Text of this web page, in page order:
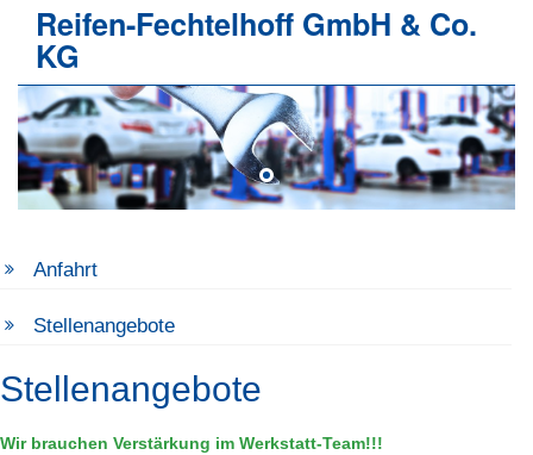
Reifen-Fechtelhoff GmbH & Co.
KG
Anfahrt
Stellenangebote
Stellenangebote
Wir brauchen Verstärkung im Werkstatt-Team!!!